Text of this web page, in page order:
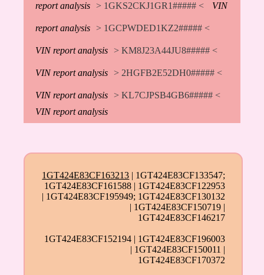
report analysis > 1GKS2CKJ1GR1##### < VIN
report analysis > 1GCPWDED1KZ2##### <
VIN report analysis > KM8J23A44JU8##### <
VIN report analysis > 2HGFB2E52DH0##### <
VIN report analysis > KL7CJPSB4GB6##### <
VIN report analysis
1GT424E83CF163213 | 1GT424E83CF133547;
1GT424E83CF161588 | 1GT424E83CF122953
| 1GT424E83CF195949; 1GT424E83CF130132
| 1GT424E83CF150719 |
1GT424E83CF146217
1GT424E83CF152194 | 1GT424E83CF196003
| 1GT424E83CF150011 |
1GT424E83CF170372